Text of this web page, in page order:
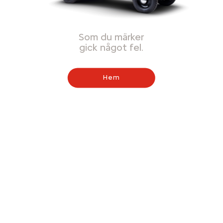
Som du märker
gick något fel.
Hem